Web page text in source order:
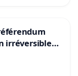
irréversible